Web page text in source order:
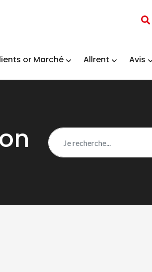
or Marché Allrent Avis